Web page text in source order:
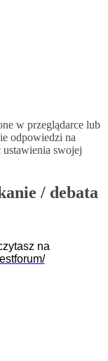
w przeglądarce lub
odpowiedzi na
ustawienia swojej
/ debata
na